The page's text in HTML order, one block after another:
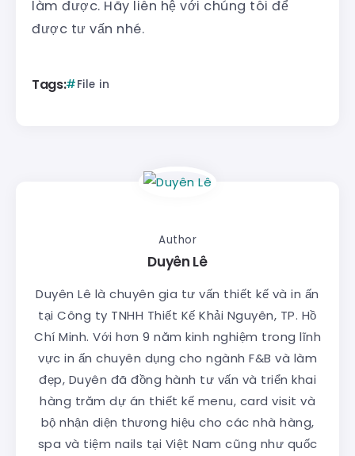
làm được. Hãy liên hệ với chúng tôi để
được tư vấn nhé.
Tags: File in
Author
Duyên Lê
Duyên Lê là chuyên gia tư vấn thiết kế và in ấn
tại Công ty TNHH Thiết Kế Khải Nguyên, TP. Hồ
Chí Minh. Với hơn 9 năm kinh nghiệm trong lĩnh
vực in ấn chuyên dụng cho ngành F&B và làm
đẹp, Duyên đã đồng hành tư vấn và triển khai
hàng trăm dự án thiết kế menu, card visit và
bộ nhận diện thương hiệu cho các nhà hàng,
spa và tiệm nails tại Việt Nam cũng như quốc